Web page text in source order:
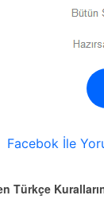
Facebok İle
Türkçe